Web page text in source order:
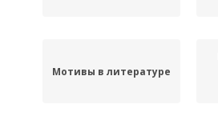
Мотивы в литературе